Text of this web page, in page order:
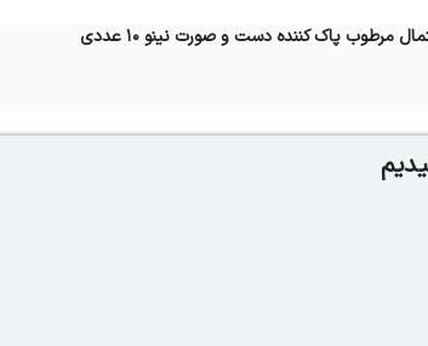
مرطوب پاک کننده دست و صورت نینو 10 عددی